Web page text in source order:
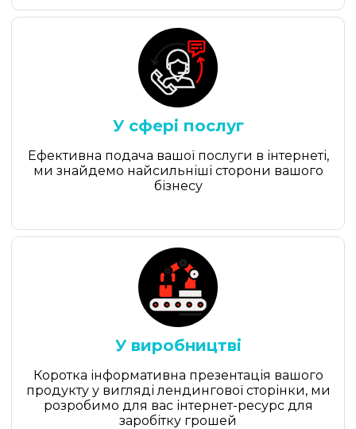
У сфері послуг
Ефективна подача вашої послуги в інтернеті,
ми знайдемо найсильніші сторони вашого
бізнесу
У виробництві
Коротка інформативна презентація вашого
продукту у вигляді лендингової сторінки, ми
розробимо для вас інтернет-ресурс для
заробітку грошей